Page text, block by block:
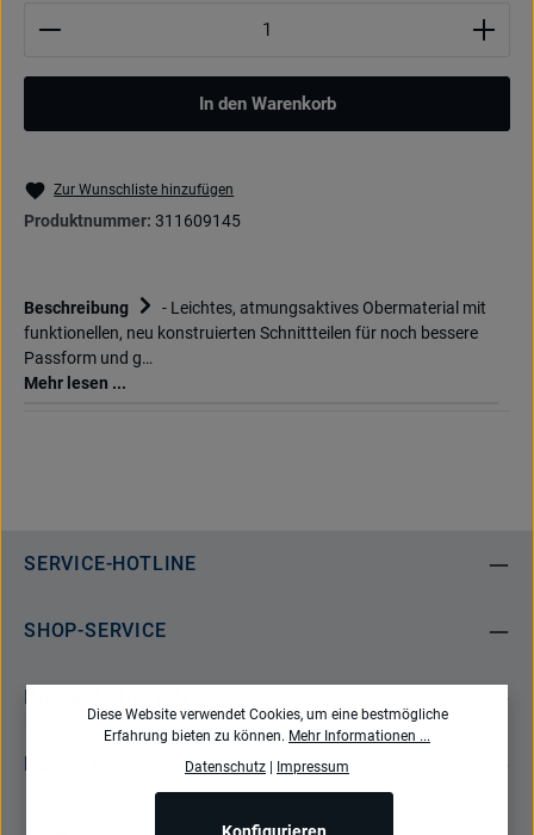
Produkt Anzahl: Gib den gewünschten Wert ein
In den Warenkorb
Zur Wunschliste hinzufügen
Produktnummer: 311609145
Beschreibung
- Leichtes, atmungsaktives Obermaterial mit
funktionellen, neu konstruierten Schnittteilen für noch bessere
Passform und g…
Mehr lesen ...
SERVICE-HOTLINE
SHOP-SERVICE
Diese Website verwendet Cookies, um eine bestmögliche
Erfahrung bieten zu können. Mehr Informationen ...
Datenschutz
Impressum